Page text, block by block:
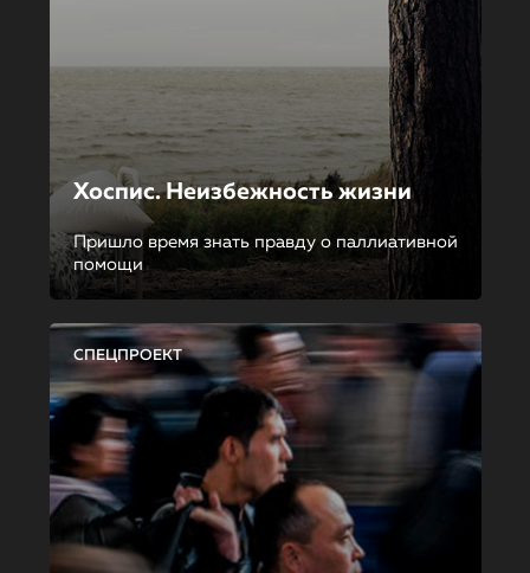
Хоспис. Неизбежность жизни
Пришло время знать правду о паллиативной
помощи
СПЕЦПРОЕКТ